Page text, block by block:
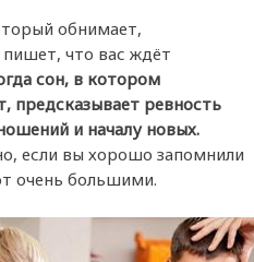
обнимает,
что вас ждёт
сон, в котором
предсказывает ревность
и началу новых.
если вы хорошо запомнили
очень большими.